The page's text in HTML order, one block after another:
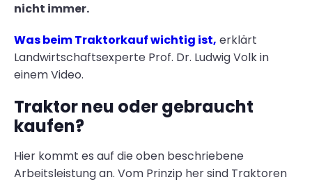
nicht immer.
Was beim Traktorkauf wichtig ist, erklärt
Landwirtschaftsexperte Prof. Dr. Ludwig Volk in
einem Video.
Traktor neu oder gebraucht
kaufen?
Hier kommt es auf die oben beschriebene
Arbeitsleistung an. Vom Prinzip her sind Traktoren